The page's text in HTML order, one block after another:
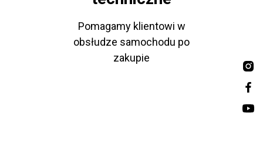
Pomagamy klientowi w
obsłudze samochodu po
zakupie